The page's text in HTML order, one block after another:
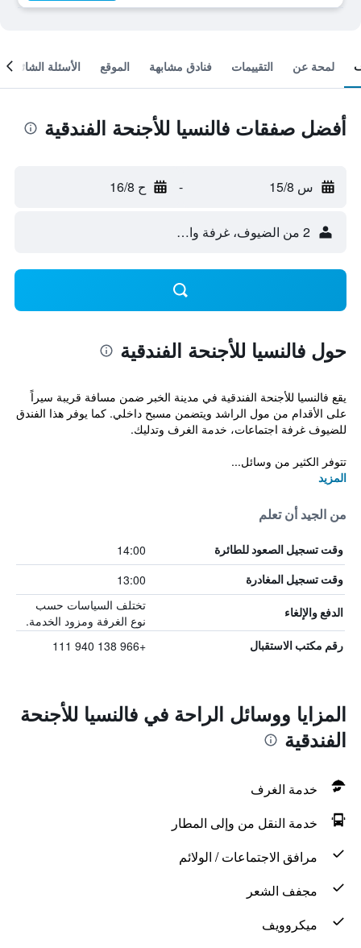
لمحة عن التقييمات فنادق مشابهة الموقع الأسئلة الشائعة
أفضل صفقات فالنسيا للأجنحة الفندقية
س 15/8 - ح 16/8
2 من الضيوف، غرفة واحدة
حول فالنسيا للأجنحة الفندقية
يقع فالنسيا للأجنحة الفندقية في مدينة الخبر ضمن مسافة قريبة سيراً
على الأقدام من مول الراشد ويتضمن مسبح داخلي. كما يوفر هذا الفندق
للضيوف غرفة اجتماعات، خدمة الغرف وتدليك.
تتوفر الكثير من وسائل...
المزيد
من الجيد أن تعلم
وقت تسجيل الصعود للطائرة 14:00
وقت تسجيل المغادرة 13:00
الدفع والإلغاء
تختلف السياسات حسب
نوع الغرفة ومزود الخدمة.
رقم مكتب الاستقبال +966 138 940 111
المزايا ووسائل الراحة في فالنسيا للأجنحة
الفندقية
خدمة الغرف
خدمة النقل من وإلى المطار
مرافق الاجتماعات / الولائم
مجفف الشعر
ميكروويف